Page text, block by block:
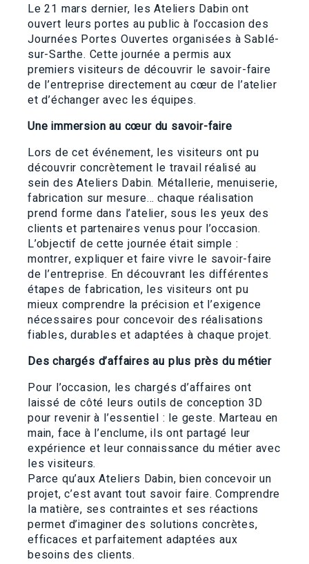
Le 21 mars dernier, les Ateliers Dabin ont
ouvert leurs portes au public à l’occasion des
Journées Portes Ouvertes organisées à Sablé-
sur-Sarthe. Cette journée a permis aux
premiers visiteurs de découvrir le savoir-faire
de l’entreprise directement au cœur de l’atelier
et d’échanger avec les équipes.
Une immersion au cœur du savoir-faire
Lors de cet événement, les visiteurs ont pu
découvrir concrètement le travail réalisé au
sein des Ateliers Dabin. Métallerie, menuiserie,
fabrication sur mesure… chaque réalisation
prend forme dans l’atelier, sous les yeux des
clients et partenaires venus pour l’occasion.
L’objectif de cette journée était simple :
montrer, expliquer et faire vivre le savoir-faire
de l’entreprise. En découvrant les différentes
étapes de fabrication, les visiteurs ont pu
mieux comprendre la précision et l’exigence
nécessaires pour concevoir des réalisations
fiables, durables et adaptées à chaque projet.
Des chargés d’affaires au plus près du métier
Pour l’occasion, les chargés d’affaires ont
laissé de côté leurs outils de conception 3D
pour revenir à l’essentiel : le geste. Marteau en
main, face à l’enclume, ils ont partagé leur
expérience et leur connaissance du métier avec
les visiteurs.
Parce qu’aux Ateliers Dabin, bien concevoir un
projet, c’est avant tout savoir faire. Comprendre
la matière, ses contraintes et ses réactions
permet d’imaginer des solutions concrètes,
efficaces et parfaitement adaptées aux
besoins des clients.